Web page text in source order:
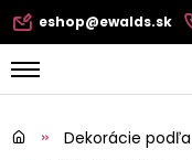
eshop@ewalds.sk
Dekorácie